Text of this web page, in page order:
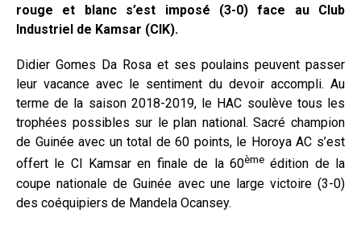
rouge et blanc s’est imposé (3-0) face au Club
Industriel de Kamsar (CIK).
Didier Gomes Da Rosa et ses poulains peuvent passer
leur vacance avec le sentiment du devoir accompli. Au
terme de la saison 2018-2019, le HAC soulève tous les
trophées possibles sur le plan national. Sacré champion
de Guinée avec un total de 60 points, le Horoya AC s’est
offert le CI Kamsar en finale de la 60èmeédition de la
coupe nationale de Guinée avec une large victoire (3-0)
des coéquipiers de Mandela Ocansey.